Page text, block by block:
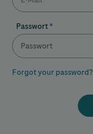
Passwort
Forgot your password?